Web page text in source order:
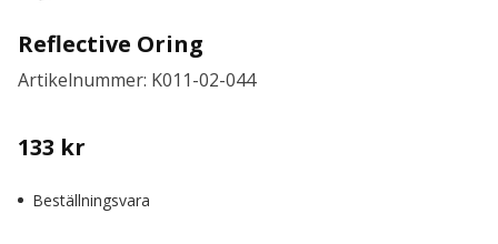
Reflective Oring
Artikelnummer: K011-02-044
133 kr
Beställningsvara